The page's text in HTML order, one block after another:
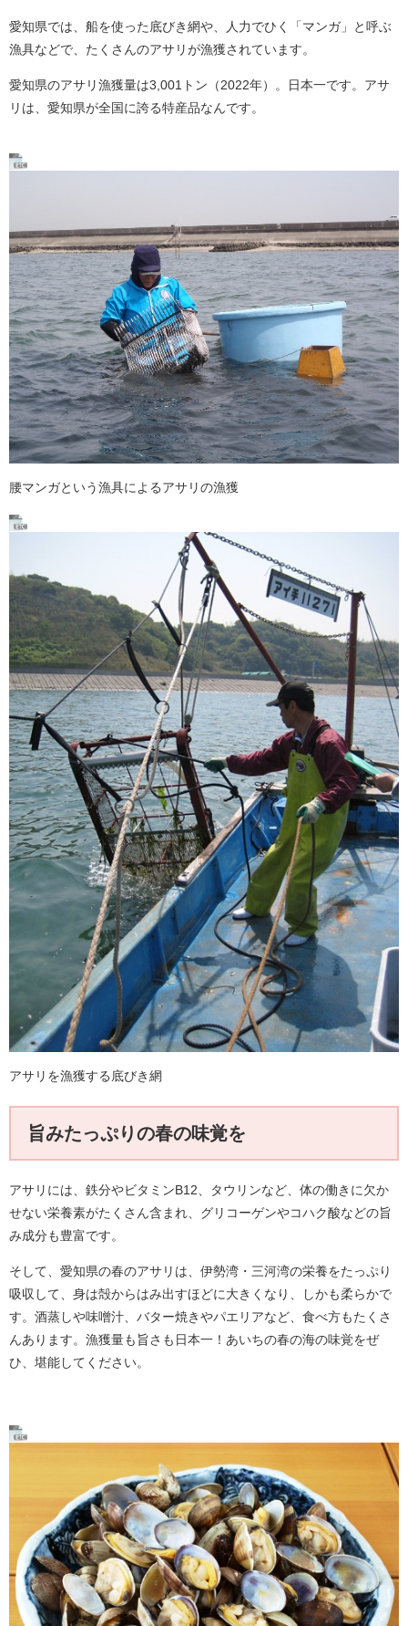
愛知県では、船を使った底びき網や、人力でひく「マンガ」と呼ぶ
漁具などで、たくさんのアサリが漁獲されています。
愛知県のアサリ漁獲量は3,001トン（2022年）。日本一です。アサ
リは、愛知県が全国に誇る特産品なんです。
腰マンガという漁具によるアサリの漁獲
アサリを漁獲する底びき網
旨みたっぷりの春の味覚を
アサリには、鉄分やビタミンB12、タウリンなど、体の働きに欠か
せない栄養素がたくさん含まれ、グリコーゲンやコハク酸などの旨
み成分も豊富です。
そして、愛知県の春のアサリは、伊勢湾・三河湾の栄養をたっぷり
吸収して、身は殻からはみ出すほどに大きくなり、しかも柔らかで
す。酒蒸しや味噌汁、バター焼きやパエリアなど、食べ方もたくさ
んあります。漁獲量も旨さも日本一！あいちの春の海の味覚をぜ
ひ、堪能してください。